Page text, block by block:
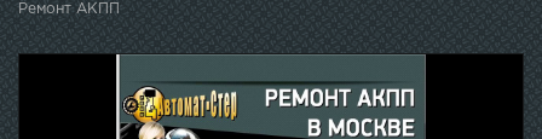
Ремонт АКПП